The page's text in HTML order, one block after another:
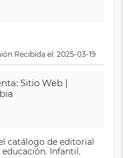
Recibida el: 2025-03-19
Sitio Web |
catálogo de editorial
Infantil.